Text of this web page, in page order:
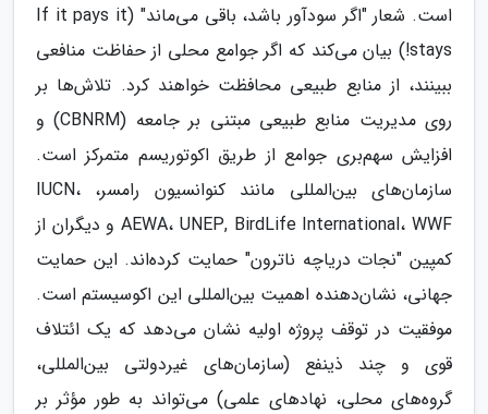
است. شعار "اگر سودآور باشد، باقی می‌ماند" (If it pays it
stays!) بیان می‌کند که اگر جوامع محلی از حفاظت منافعی
ببینند، از منابع طبیعی محافظت خواهند کرد. تلاش‌ها بر
روی مدیریت منابع طبیعی مبتنی بر جامعه (CBNRM) و
افزایش سهم‌بری جوامع از طریق اکوتوریسم متمرکز است.
سازمان‌های بین‌المللی مانند کنوانسیون رامسر، IUCN،
AEWA، UNEP, BirdLife International، WWF و دیگران از
کمپین "نجات دریاچه ناترون" حمایت کرده‌اند. این حمایت
جهانی، نشان‌دهنده اهمیت بین‌المللی این اکوسیستم است.
موفقیت در توقف پروژه اولیه نشان می‌دهد که یک ائتلاف
قوی و چند ذینفع (سازمان‌های غیردولتی بین‌المللی،
گروه‌های محلی، نهادهای علمی) می‌تواند به طور مؤثر بر